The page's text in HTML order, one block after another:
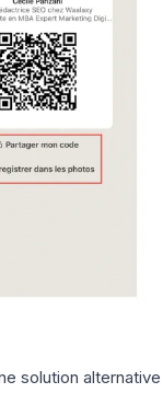
solution alternative